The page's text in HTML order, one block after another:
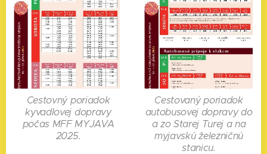
Cestovný poriadok
kyvadlovej dopravy
počas MFF MYJAVA
2025.
Cestovaný poriadok
autobusovej dopravy do
a zo Starej Turej a na
myjavskú železničnú
stanicu.